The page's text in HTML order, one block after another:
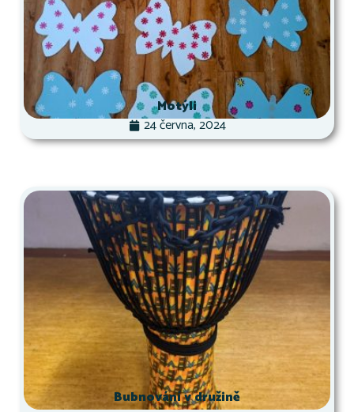
Motýli
24 června, 2024
Bubnování v družině